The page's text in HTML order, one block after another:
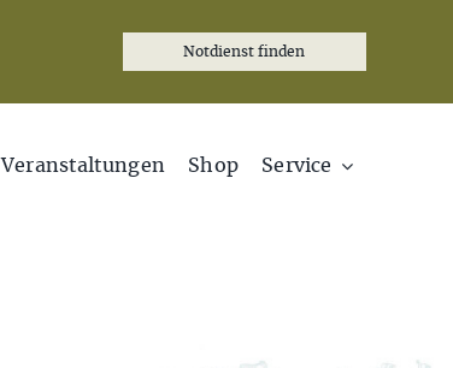
Notdienst finden
Veranstaltungen Shop Service